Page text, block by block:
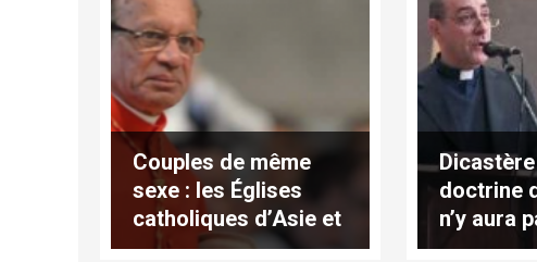
Couples de même
sexe : les Églises
catholiques d’Asie et
la déclaration Fiducia
doctrine
n’y aura